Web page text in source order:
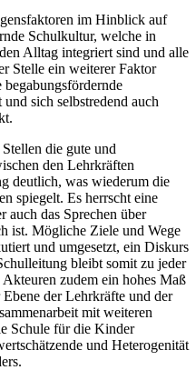
im Hinblick auf
Schulkultur, welche in
Alltag integriert sind und alle
Stelle ein weiterer Faktor
sich selbstredend auch
die gute und
den Lehrkräften
deutlich, was wiederum die
spiegelt. Es herrscht eine
auch das Sprechen über
ist. Mögliche Ziele und Wege
und umgesetzt, ein Diskurs
bleibt somit zu jeder
zudem ein hohes Maß
der Lehrkräfte und der
mit weiteren
Schule für die Kinder
und Heterogenität